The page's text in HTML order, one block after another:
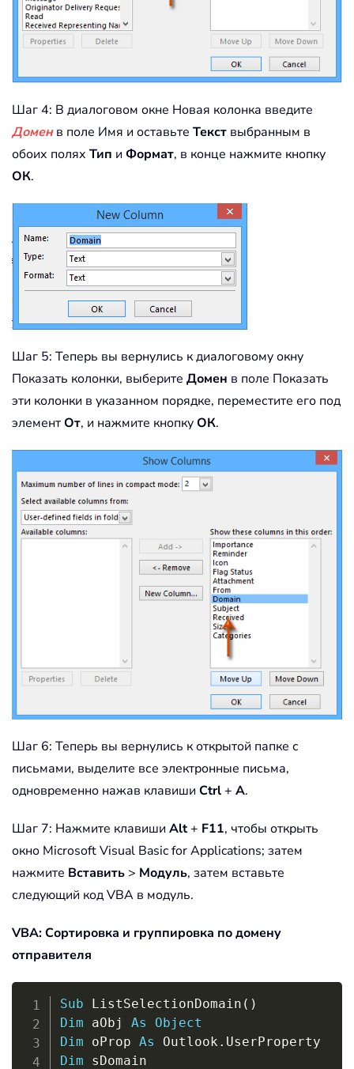
Шаг 4: В диалоговом окне Новая колонка введите
Доменв поле Имя и оставьте Текст выбранным в
обоих полях Тип и Формат, в конце нажмите кнопку
ОК.
Шаг 5: Теперь вы вернулись к диалоговому окну
Показать колонки, выберите Домен в поле Показать
эти колонки в указанном порядке, переместите его под
элементОт, и нажмите кнопкуОК.
Шаг 6: Теперь вы вернулись к открытой папке с
письмами, выделите все электронные письма,
одновременно нажав клавиши Ctrl+ A.
Шаг 7: Нажмите клавиши Alt+ F11, чтобы открыть
окно Microsoft Visual Basic for Applications; затем
нажмите Вставить > Модуль, затем вставьте
следующий код VBA в модуль.
VBA: Сортировка и группировка по домену
отправителя
Sub ListSelectionDomain ( )
Dim aObj As
Object
Dim oProp As Outlook .
Dim